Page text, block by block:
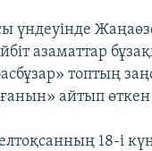
үндеуінде
азаматтар
топтың
айтып өткен
18-і